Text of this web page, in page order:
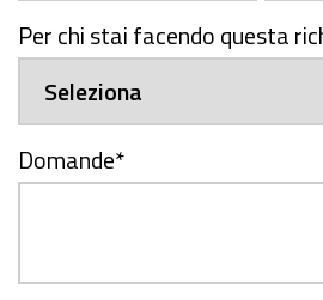
Per chi stai facendo questa
Domande*